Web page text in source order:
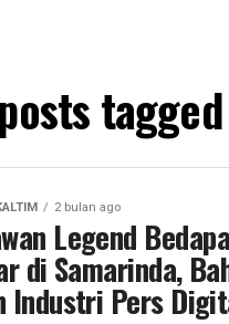
2 bulan ago
Legend
di Samarinda,
Industri Pers